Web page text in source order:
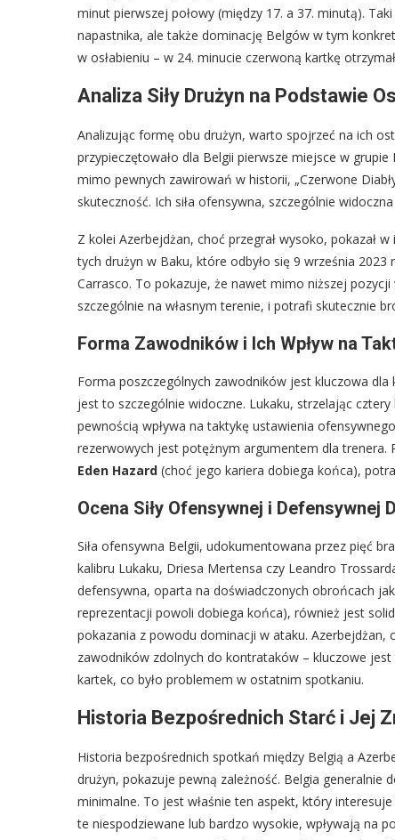
minut pierwszej połowy (między 17. a 37. minutą).
napastnika, ale także dominację Belgów w tym
w osłabieniu – w 24. minucie czerwoną kartkę
Analiza Siły Drużyn na Podstawie
Analizując formę obu drużyn, warto spojrzeć na ich
przypieczętowało dla Belgii pierwsze miejsce w
mimo pewnych zawirowań w historii, „Czerwone
skuteczność. Ich siła ofensywna, szczególnie
Z kolei Azerbejdżan, choć przegrał wysoko, pokazał
tych drużyn w Baku, które odbyło się 9 września
Carrasco. To pokazuje, że nawet mimo niższej
szczególnie na własnym terenie, i potrafi skutecznie
Forma Zawodników i Ich Wpływ na
Forma poszczególnych zawodników jest kluczowa
jest to szczególnie widoczne. Lukaku, strzelając
pewnością wpływa na taktykę ustawienia
rezerwowych jest potężnym argumentem dla trenera.
Eden Hazard (choć jego kariera dobiega końca),
Ocena Siły Ofensywnej i Defensywnej
Siła ofensywna Belgii, udokumentowana przez pięć
kalibru Lukaku, Driesa Mertensa czy Leandro
defensywna, oparta na doświadczonych obrońcach
reprezentacji powoli dobiega końca), również jest
pokazania z powodu dominacji w ataku.
zawodników zdolnych do kontrataków – kluczowe
kartek, co było problemem w ostatnim spotkaniu.
Historia Bezpośrednich Starć i Jej
Historia bezpośrednich spotkań między Belgią a
drużyn, pokazuje pewną zależność. Belgia
minimalne. To jest właśnie ten aspekt, który
te niespodziewane lub bardzo wysokie, wpływają na